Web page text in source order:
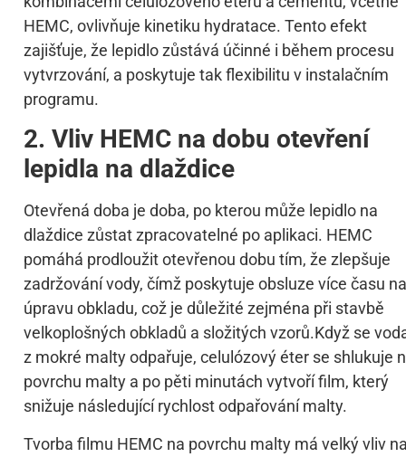
HEMC, ovlivňuje kinetiku hydratace. Tento efekt
zajišťuje, že lepidlo zůstává účinné i během procesu
vytvrzování, a poskytuje tak flexibilitu v instalačním
programu.
2. Vliv HEMC na dobu otevření
lepidla na dlaždice
Otevřená doba je doba, po kterou může lepidlo na
dlaždice zůstat zpracovatelné po aplikaci. HEMC
pomáhá prodloužit otevřenou dobu tím, že zlepšuje
zadržování vody, čímž poskytuje obsluze více času na
úpravu obkladu, což je důležité zejména při stavbě
velkoplošných obkladů a složitých vzorů.Když se
z mokré malty odpařuje, celulózový éter se shlukuje
povrchu malty a po pěti minutách vytvoří film, který
snižuje následující rychlost odpařování malty.
Tvorba filmu HEMC na povrchu malty má velký vliv